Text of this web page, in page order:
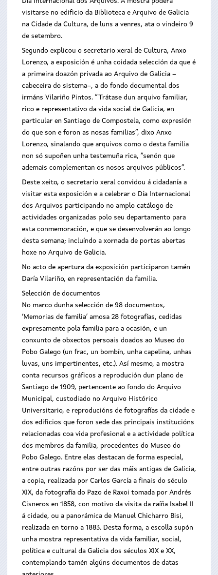
visitarse no edificio da Biblioteca e Arquivo de Galicia
na Cidade da Cultura, de luns a venres, ata o vindeiro 9
de setembro.
Segundo explicou o secretario xeral de Cultura, Anxo
Lorenzo, a exposición é unha coidada selección da que é
a primeira doazón privada ao Arquivo de Galicia –
cabeceira do sistema–, a do fondo documental dos
irmáns Vilariño Pintos. “Trátase dun arquivo familiar,
rico e representativo da vida social de Galicia, en
particular en Santiago de Compostela, como expresión
do que son e foron as nosas familias”, dixo Anxo
Lorenzo, sinalando que arquivos como o desta familia
non só supoñen unha testemuña rica, “senón que
ademais complementan os nosos arquivos públicos”.
Deste xeito, o secretario xeral convidou á cidadanía a
visitar esta exposición e a celebrar o Día Internacional
dos Arquivos participando no amplo catálogo de
actividades organizadas polo seu departamento para
esta conmemoración, e que se desenvolverán ao longo
desta semana; incluíndo a xornada de portas abertas
hoxe no Arquivo de Galicia.
No acto de apertura da exposición participaron tamén
Daría Vilariño, en representación da familia.
Selección de documentos
No marco dunha selección de 98 documentos,
‘Memorias de familia’ amosa 28 fotografías, cedidas
expresamente pola familia para a ocasión, e un
conxunto de obxectos persoais doados ao Museo do
Pobo Galego (un frac, un bombín, unha capelina, unhas
luvas, uns impertinentes, etc.). Así mesmo, a mostra
conta recursos gráficos a reprodución dun plano de
Santiago de 1909, pertencente ao fondo do Arquivo
Municipal, custodiado no Arquivo Histórico
Universitario, e reproducións de fotografías da cidade e
dos edificios que foron sede das principais institucións
relacionadas coa vida profesional e a actividade política
dos membros da familia, procedentes do Museo do
Pobo Galego. Entre elas destacan de forma especial,
entre outras razóns por ser das máis antigas de Galicia,
a copia, realizada por Carlos García a finais do século
XIX, da fotografía do Pazo de Raxoi tomada por Andrés
Cisneros en 1858, con motivo da visita da raíña Isabel II
á cidade, ou a panorámica de Manuel Chicharro Bisi,
realizada en torno a 1883. Desta forma, a escolla supón
unha mostra representativa da vida familiar, social,
política e cultural da Galicia dos séculos XIX e XX,
contemplando tamén algúns documentos de datas